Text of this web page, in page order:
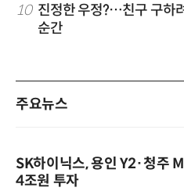
10 진정한 우정?…친구 구하
순간
주요뉴스
SK하이닉스, 용인 Y2·청주
4조원 투자